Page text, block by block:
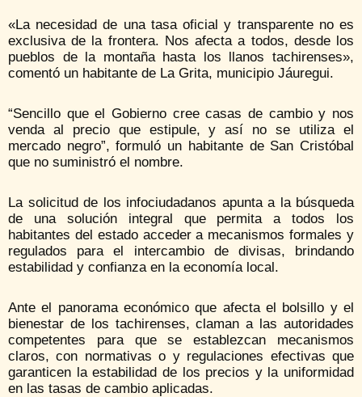
«La necesidad de una tasa oficial y transparente no es
exclusiva de la frontera. Nos afecta a todos, desde los
pueblos de la montaña hasta los llanos tachirenses»,
comentó un habitante de La Grita, municipio Jáuregui.
“Sencillo que el Gobierno cree casas de cambio y nos
venda al precio que estipule, y así no se utiliza el
mercado negro”, formuló un habitante de San Cristóbal
que no suministró el nombre.
La solicitud de los infociudadanos apunta a la búsqueda
de una solución integral que permita a todos los
habitantes del estado acceder a mecanismos formales y
regulados para el intercambio de divisas, brindando
estabilidad y confianza en la economía local.
Ante el panorama económico que afecta el bolsillo y el
bienestar de los tachirenses, claman a las autoridades
competentes para que se establezcan mecanismos
claros, con normativas o y regulaciones efectivas que
garanticen la estabilidad de los precios y la uniformidad
en las tasas de cambio aplicadas.